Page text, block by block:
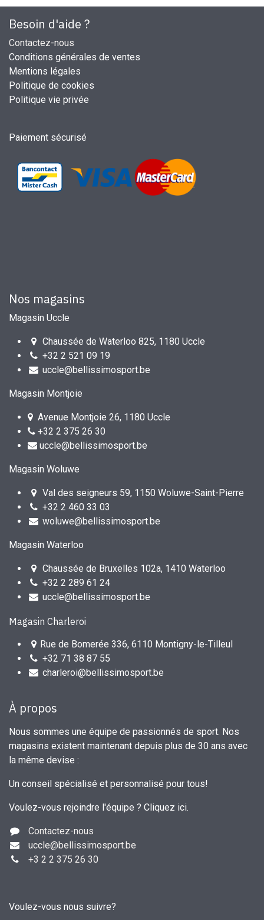
Besoin d'aide ?
Contactez-nous
Conditions générales de ventes
Mentions légales
Politique de cookies
Politique vie privée
Paiement sécurisé
Nos magasins
Magasin Uccle
Chaussée de Waterloo 825, 1180 Uccle
+32 2 521 09 19
uccle@bellissimosport.be
Magasin Montjoie
Avenue Montjoie 26, 1180 Uccle
+32 2 375 26 30
uccle@bellissimosport.be
Magasin Woluwe
Val des seigneurs 59, 1150 Woluwe-Saint-Pierre
+32 2 460 33 03
woluwe@bellissimosport.be
Magasin Waterloo
Chaussée de Bruxelles 102a, 1410 Waterloo
+32 2 289 61 24
uccle@bellissimosport.be
Magasin Charleroi
Rue de Bomerée 336, 6110 Montigny-le-Tilleul
+32 71 38 87 55
charleroi@bellissimosport.be
À propos
Nous sommes une équipe de passionnés de sport. Nos
magasins existent maintenant depuis plus de 30 ans avec
la même devise :
Un conseil spécialisé et personnalisé pour tous!
Voulez-vous rejoindre l'équipe ? Cliquez ici.
Contactez-nous
uccle@bellissimosport.be
+3 2 2 375 26 30
Voulez-vous nous suivre?